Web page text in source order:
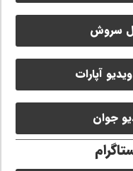
سروش
آپارات
جوان